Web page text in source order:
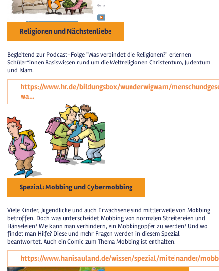
Religionen und Nächstenliebe
Begleitend zur Podcast-Folge "Was verbindet die Religionen?" erlernen
Schüler*innen Basiswissen rund um die Weltreligionen Christentum, Judentum
und Islam.
https://www.hr.de/bildungsbox/wunderwigwam/
wa…
Spezial: Mobbing und Cybermobbing
Viele Kinder, Jugendliche und auch Erwachsene sind mittlerweile von Mobbing
betroffen. Doch was unterscheidet Mobbing von normalen Streitereien und
Hänseleien? Wie kann man verhindern, ein Mobbingopfer zu werden? Und wo
findet man Hilfe? Diese und mehr Fragen werden in diesem Spezial
beantwortet. Auch ein Comic zum Thema Mobbing ist enthalten.
https://www.hanisauland.de/wissen/spezial/miteinander/